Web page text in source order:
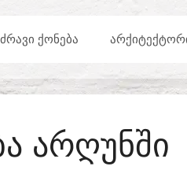
ᲥᲝᲜᲔᲑᲐ
ᲐᲠᲦᲣᲜᲨᲘ